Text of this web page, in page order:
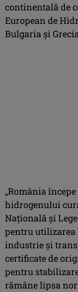
continentală de
European de
Bulgaria şi
„România
hidrogenului
Naţională şi
pentru
industrie şi
certificate de
pentru
rămâne lipsa